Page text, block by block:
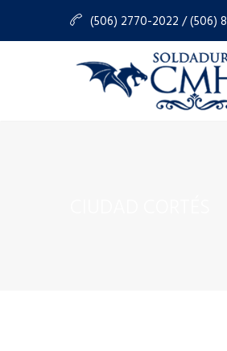
(506) 2770-2022 / (506)